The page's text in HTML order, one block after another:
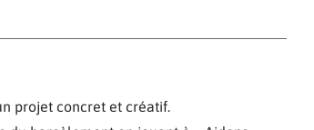
projet concret et créatif.